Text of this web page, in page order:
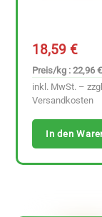
18,59€
Preis/kg : 22,96 €
inkl. MwSt. –
Versandkosten
In den